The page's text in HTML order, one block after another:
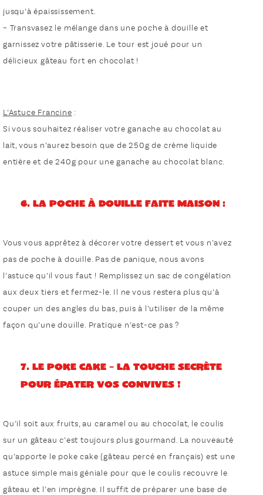
jusqu’à épaississement.
– Transvasez le mélange dans une poche à douille et
garnissez votre pâtisserie. Le tour est joué pour un
délicieux gâteau fort en chocolat !
L’Astuce Francine :
Si vous souhaitez réaliser votre ganache au chocolat au
lait, vous n’aurez besoin que de 250g de crème liquide
entière et de 240g pour une ganache au chocolat blanc.
6. La poche à douille faite maison :
Vous vous apprêtez à décorer votre dessert et vous n’avez
pas de poche à douille. Pas de panique, nous avons
l’astuce qu’il vous faut ! Remplissez un sac de congélation
aux deux tiers et fermez-le. Il ne vous restera plus qu’à
couper un des angles du bas, puis à l’utiliser de la même
façon qu’une douille. Pratique n’est-ce pas ?
7. Le poke cake – La touche secrète
pour épater vos convives !
Qu’il soit aux fruits, au caramel ou au chocolat, le coulis
sur un gâteau c’est toujours plus gourmand. La nouveauté
qu’apporte le poke cake (gâteau percé en français) est une
astuce simple mais géniale pour que le coulis recouvre le
gâteau et l’en imprègne. Il suffit de préparer une base de